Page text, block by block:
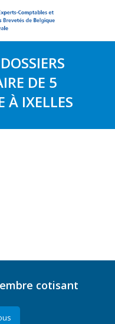
DE 5
À IXELLES
cotisant